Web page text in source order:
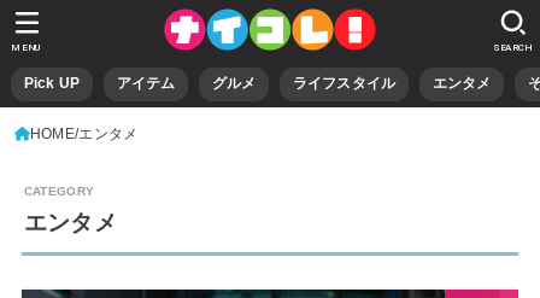
Pick UP アイテム グルメ ライフスタイル エンタメ
SEARCH
MENU
HOME エンタメ
エンタメ